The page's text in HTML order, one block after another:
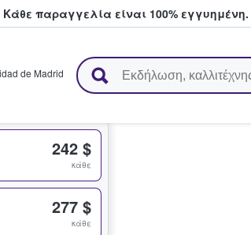
Κάθε παραγγελία είναι 100% εγγυημένη.
εισιτήρια
de Madrid
242 $
κάθε
277 $
κάθε